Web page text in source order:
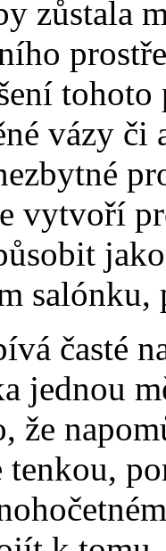
zůstala
vázy
vytvoří
časté
jednou
že